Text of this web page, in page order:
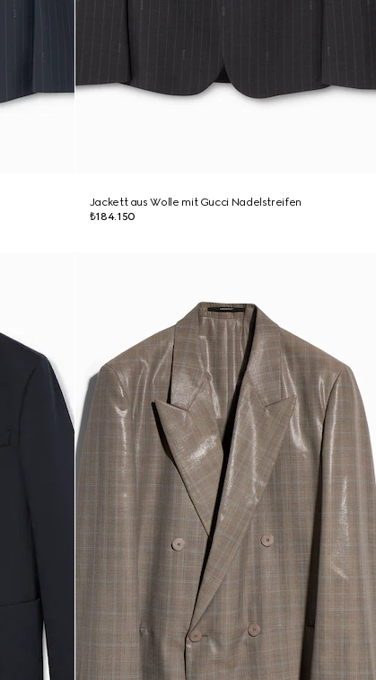
Jackett aus Wolle mit Gucci Nadelstreifen
₺184.150